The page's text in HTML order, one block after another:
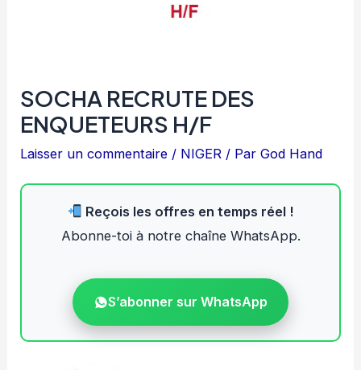
SOCHA RECRUTE DES
ENQUETEURS H/F
Laisser un commentaire / NIGER / ParGod Hand
Reçois les offres en temps réel !
Abonne-toi à notre chaîne WhatsApp.
S’abonner sur WhatsApp